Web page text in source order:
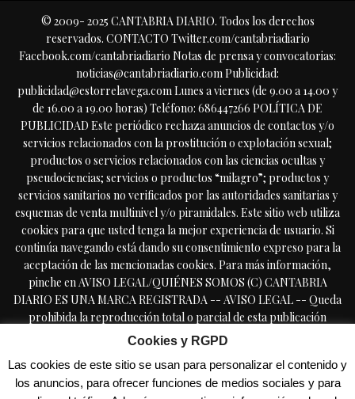
© 2009- 2025 CANTABRIA DIARIO. Todos los derechos
reservados. CONTACTO Twitter.com/cantabriadiario
Facebook.com/cantabriadiario Notas de prensa y convocatorias:
noticias@cantabriadiario.com Publicidad:
publicidad@estorrelavega.com Lunes a viernes (de 9.00 a 14.00 y
de 16.00 a 19.00 horas) Teléfono: 686447266 POLÍTICA DE
PUBLICIDAD Este periódico rechaza anuncios de contactos y/o
servicios relacionados con la prostitución o explotación sexual;
productos o servicios relacionados con las ciencias ocultas y
pseudociencias; servicios o productos “milagro”; productos y
servicios sanitarios no verificados por las autoridades sanitarias y
esquemas de venta multinivel y/o piramidales. Este sitio web utiliza
cookies para que usted tenga la mejor experiencia de usuario. Si
continúa navegando está dando su consentimiento expreso para la
aceptación de las mencionadas cookies. Para más información,
pinche en AVISO LEGAL/QUIÉNES SOMOS (C) CANTABRIA
DIARIO ES UNA MARCA REGISTRADA -- AVISO LEGAL -- Queda
prohibida la reproducción total o parcial de esta publicación
periódica, por cualquier medio o procedimiento, sin tener la
autorización previa, expresa y por escrito del editor, incluyendo el
uso directa o indirectamente comercial en forma de reseñas,
resúmenes, o extractos de prensa, a lo que se manifiesta oposición
Cookies y RGPD
Las cookies de este sitio se usan para personalizar el contenido y
los anuncios, para ofrecer funciones de medios sociales y para